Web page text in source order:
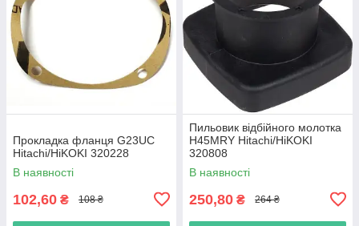
Прокладка фланця G23UC
Hitachi/HiKOKI 320228
В наявності
102,60 ₴ 108 ₴
Пильовик відбійного молотка
H45MRY Hitachi/HiKOKI
320808
В наявності
250,80 ₴ 264 ₴